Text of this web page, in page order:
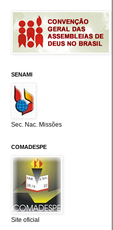
SENAMI
Sec. Nac. Missões
COMADESPE
Site oficial